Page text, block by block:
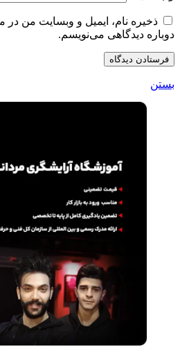
ذخیره نام، ایمیل و وبسایت من در
دوباره دیدگاهی می‌نویسم.
بستن